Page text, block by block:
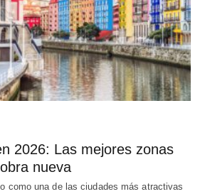
2026: Las mejores zonas
nueva
como una de las ciudades más atractivas